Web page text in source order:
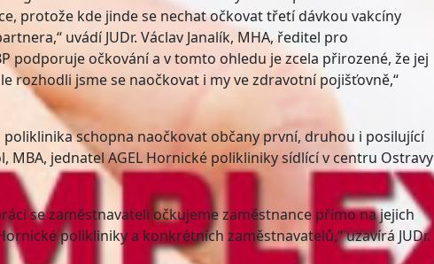
protože kde jinde se nechat očkovat třetí dávkou vakcíny
uvádí JUDr. Václav Janalík, MHA, ředitel pro
podporuje očkování a v tomto ohledu je zcela přirozené, že jej
rozhodli jsme se naočkovat i my ve zdravotní pojišťovně,“
poliklinika schopna naočkovat občany první, druhou i posilující
MBA, jednatel AGEL Hornické polikliniky sídlící v centru Ostravy
se zaměstnavateli očkujeme zaměstnance přímo na jejich
polikliniky a konkrétních zaměstnavatelů,“ uzavírá JUDr.